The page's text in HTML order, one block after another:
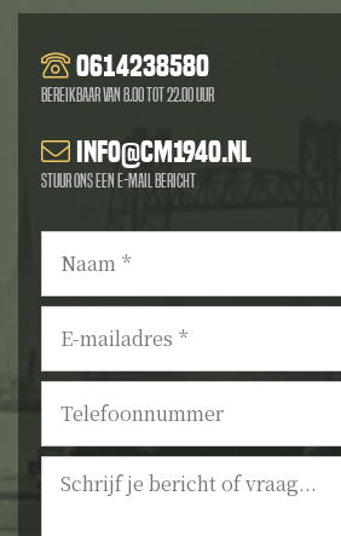
0614238580
Bereikbaar van 8.00 tot 22.00 uur
info@cm1940.nl
Stuur ons een e-mail bericht
Naam *
E-
mailadres *
Telefoonnummer
Bericht